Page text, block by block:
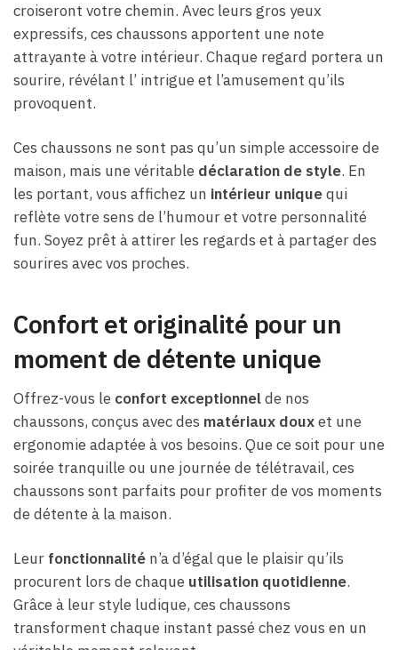
croiseront votre chemin. Avec leurs gros yeux
expressifs, ces chaussons apportent une note
attrayante à votre intérieur. Chaque regard portera un
sourire, révélant l’ intrigue et l’amusement qu’ils
provoquent.
Ces chaussons ne sont pas qu’un simple accessoire de
maison, mais une véritable déclaration de style. En
les portant, vous affichez un intérieur uniquequi
reflète votre sens de l’humour et votre personnalité
fun. Soyez prêt à attirer les regards et à partager des
sourires avec vos proches.
Confort et originalité pour un
moment de détente unique
Offrez-vous le confort exceptionnelde nos
chaussons, conçus avec des matériaux douxet une
ergonomie adaptée à vos besoins. Que ce soit pour une
soirée tranquille ou une journée de télétravail, ces
chaussons sont parfaits pour profiter de vos moments
de détente à la maison.
Leur fonctionnalité n’a d’égal que le plaisir qu’ils
procurent lors de chaque utilisation quotidienne.
Grâce à leur style ludique, ces chaussons
transforment chaque instant passé chez vous en un